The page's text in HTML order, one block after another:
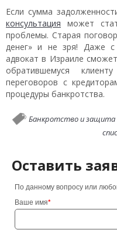
Если сумма
консультация может
проблемы. Старая
денег» и не зря! Даже с
адвокат в Израиле
обратившемуся
переговоров с
процедуры банкротства.
Банкротство и защита
Оставить
По данному вопросу или
Ваше имя*